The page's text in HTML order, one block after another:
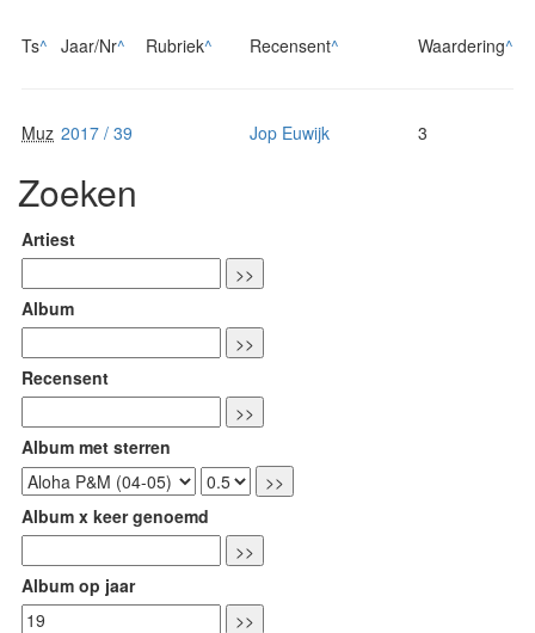
Ts^ Jaar/Nr^ Rubriek^ Recensent^ Waardering^
Muz 2017 / 39 Jop Euwijk 3
Zoeken
Artiest
Album
Recensent
Album met sterren
Album x keer genoemd
Album op jaar